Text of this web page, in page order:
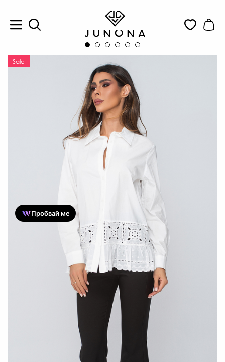
Sale
Пробвай ме